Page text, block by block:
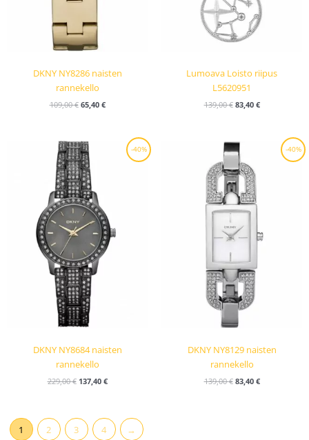
DKNY NY8286 naisten
rannekello
109,00€ 65,40 €
Lumoava Loisto riipus
L5620951
139,00€ 83,40 €
-40%
DKNY NY8684 naisten
rannekello
229,00€
Alkuperäinen
hinta
oli:
229,00 €.
137,40 €
Nykyinen
hinta
-40%
DKNY NY8129 naisten
rannekello
139,00€
Alkuperäinen
hinta
oli:
139,00 €.
83,40 €
Nykyinen
1 2 3 4 →